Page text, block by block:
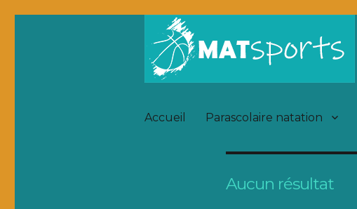
Accueil Parascolaire natation
Aucun résultat